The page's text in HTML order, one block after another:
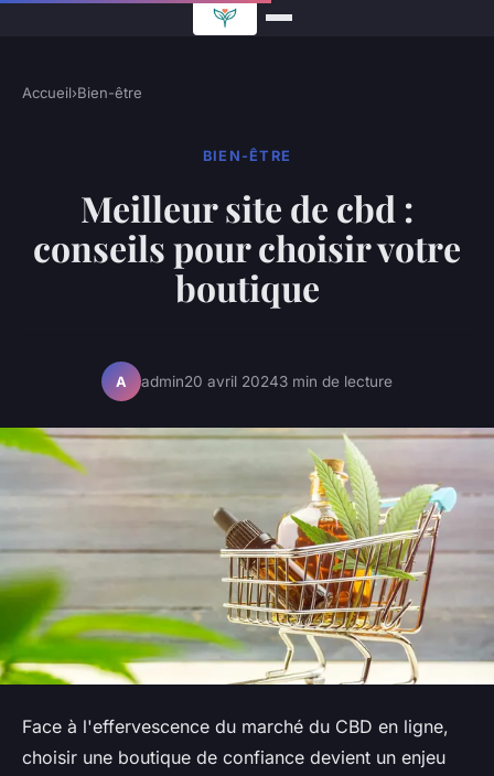
Accueil›Bien-être
BIEN-ÊTRE
Meilleur site de cbd :
conseils pour choisir votre
boutique
A admin20 avril 20243 min de lecture
Face à l'effervescence du marché du CBD en ligne,
choisir une boutique de confiance devient un enjeu